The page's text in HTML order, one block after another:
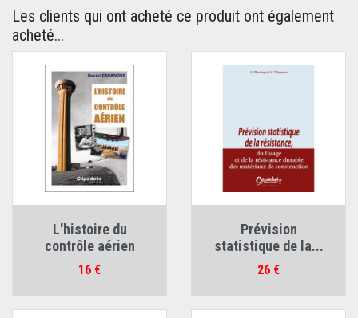
Les clients qui ont acheté ce produit ont également
acheté...
L'histoire du
contrôle aérien
Prix
16 €
Prévision
statistique de la...
Prix
26 €